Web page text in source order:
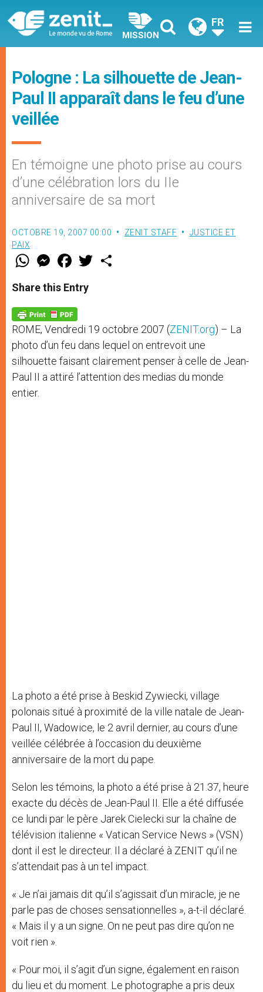
MISSION
FR
Pologne : La silhouette de Jean-
Paul II apparaît dans le feu d’une
veillée
En témoigne une photo prise au cours
d’une célébration lors du IIe
anniversaire de sa mort
OCTOBRE 19, 2007 00:00 ZENIT STAFF
JUSTICE ET
PAIX
W
t
s
p
p
M
e
s
e
g
e
r
F
a
e
b
o
k
w
Share this Entry
ROME, Vendredi 19 octobre 2007 (ZENIT.org) – La
photo d’un feu dans lequel on entrevoit une
silhouette faisant clairement penser à celle de Jean-
Paul II a attiré l’attention des medias du monde
entier.
La photo a été prise à Beskid Zywiecki, village
polonais situé à proximité de la ville natale de Jean-
Paul II, Wadowice, le 2 avril dernier, au cours d’une
veillée célébrée à l’occasion du deuxième
anniversaire de la mort du pape.
Selon les témoins, la photo a été prise à 21.37, heure
exacte du décès de Jean-Paul II. Elle a été diffusée
ce lundi par le père Jarek Cielecki sur la chaîne de
télévision italienne « Vatican Service News » (VSN)
dont il est le directeur. Il a déclaré à ZENIT qu’il ne
s’attendait pas à un tel impact.
« Je n’ai jamais dit qu’il s’agissait d’un miracle, je ne
parle pas de choses sensationnelles », a-t-il déclaré.
« Mais il y a un signe. On ne peut pas dire qu’on ne
voit rien ».
« Pour moi, il s’agit d’un signe, également en raison
du lieu et du moment. Le photographe a pris deux